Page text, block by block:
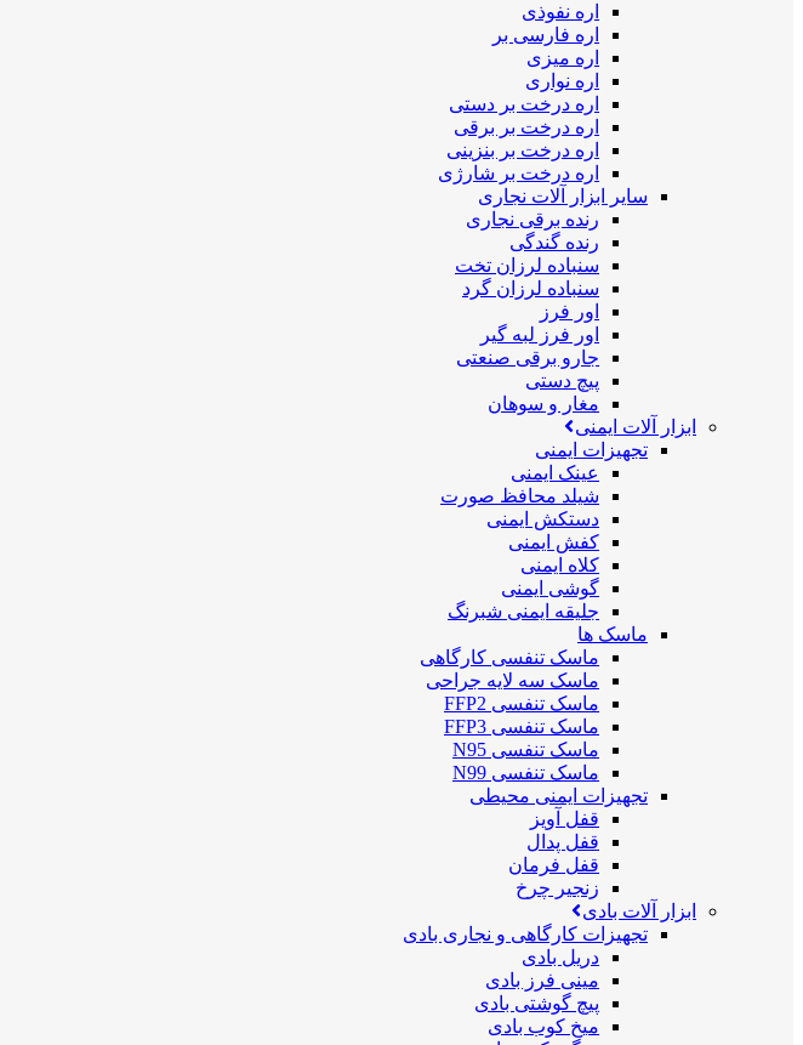
اره نفوذی
اره فارسی بر
اره میزی
اره نواری
اره درخت بر دستی
اره درخت بر برقی
اره درخت بر بنزینی
اره درخت بر شارژی
سایر ابزار آلات نجاری
رنده برقی نجاری
رنده گندگی
سنباده لرزان تخت
سنباده لرزان گرد
اور فرز
اور فرز لبه گیر
جارو برقی صنعتی
پیچ دستی
مغار و سوهان
ابزار آلات ایمنی
تجهیزات ایمنی
عینک ایمنی
شیلد محافظ صورت
دستکش ایمنی
کفش ایمنی
کلاه ایمنی
گوشی ایمنی
جلیقه ایمنی شبرنگ
ماسک ها
ماسک تنفسی کارگاهی
ماسک سه لایه جراحی
ماسک تنفسی FFP2
ماسک تنفسی FFP3
ماسک تنفسی N95
ماسک تنفسی N99
تجهیزات ایمنی محیطی
قفل آویز
قفل پدال
قفل فرمان
زنجیر چرخ
ابزار آلات بادی
تجهیزات کارگاهی و نجاری بادی
دریل بادی
مینی فرز بادی
پیچ گوشتی بادی
میخ کوب بادی